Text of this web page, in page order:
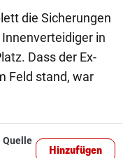
die Sicherungen
in
Dass der Ex-
Feld stand, war
Quelle
Hinzufügen